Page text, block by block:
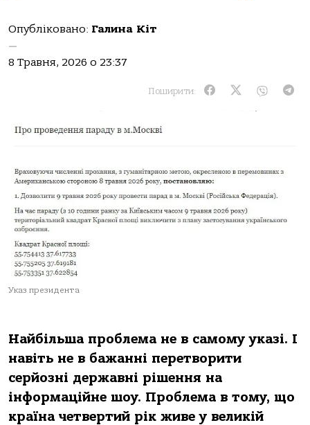
Опубліковано: Галина Кіт
—
8 Травня, 2026 о 23:37
Поширити:
Указ президента
Найбільша проблема не в самому указі. І
навіть не в бажанні перетворити
серйозні державні рішення на
інформаційне шоу. Проблема в тому, що
країна четвертий рік живе у великій